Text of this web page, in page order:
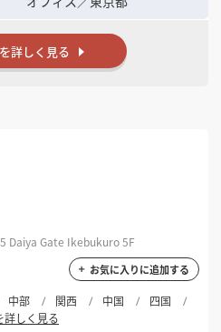
詳しく見る
Daiya Gate Ikebukuro 5F
お気に入りに追加する
中部 関西 中国
四国
詳しく見る